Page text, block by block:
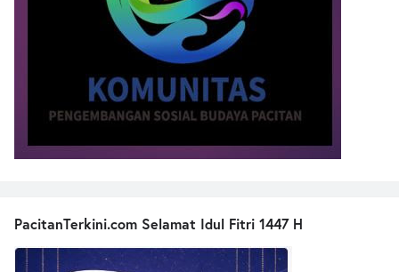
PacitanTerkini.com Selamat Idul Fitri 1447 H